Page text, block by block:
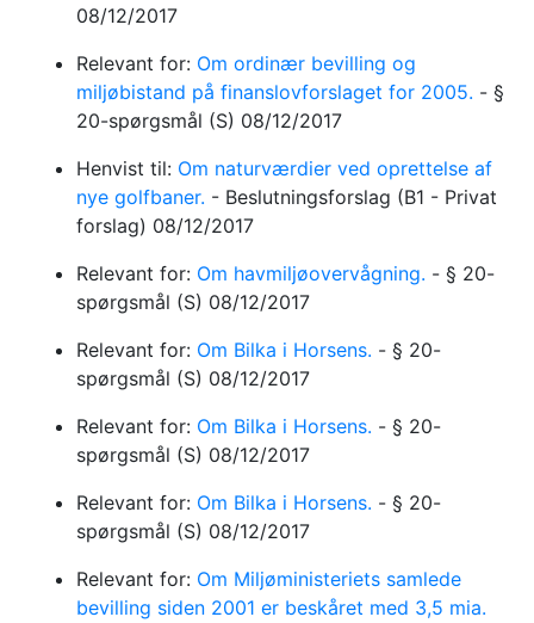
08/12/2017
Relevant for: Om ordinær bevilling og
miljøbistand på finanslovforslaget for 2005. - §
20-spørgsmål (S) 08/12/2017
Henvist til: Om naturværdier ved oprettelse af
nye golfbaner. - Beslutningsforslag (B1 - Privat
forslag) 08/12/2017
Relevant for: Om havmiljøovervågning. - § 20-
spørgsmål (S) 08/12/2017
Relevant for: Om Bilka i Horsens. - § 20-
spørgsmål (S) 08/12/2017
Relevant for: Om Bilka i Horsens. - § 20-
spørgsmål (S) 08/12/2017
Relevant for: Om Bilka i Horsens. - § 20-
spørgsmål (S) 08/12/2017
Relevant for: Om Miljøministeriets samlede
bevilling siden 2001 er beskåret med 3,5 mia.